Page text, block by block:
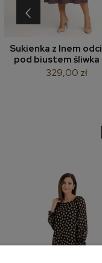
Sukienka z lnem
pod biustem śliwka
329,00 zł
‹